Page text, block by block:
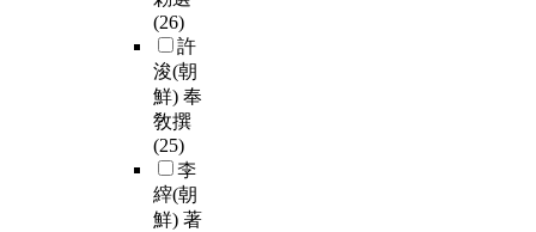
(26)
許
浚(朝
鮮) 奉
敎撰
(25)
李
縡(朝
鮮) 著